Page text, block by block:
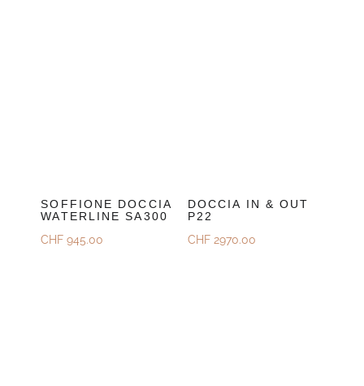
SOFFIONE DOCCIA
WATERLINE SA300
CHF 945.00
DOCCIA IN & OUT
P22
CHF2970.00